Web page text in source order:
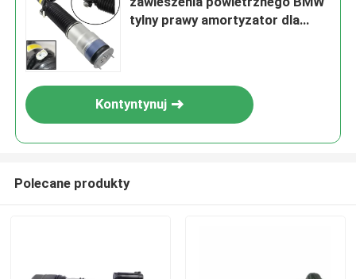
tylny prawy amortyzator dla
Kontyntynuj
Polecane produkty